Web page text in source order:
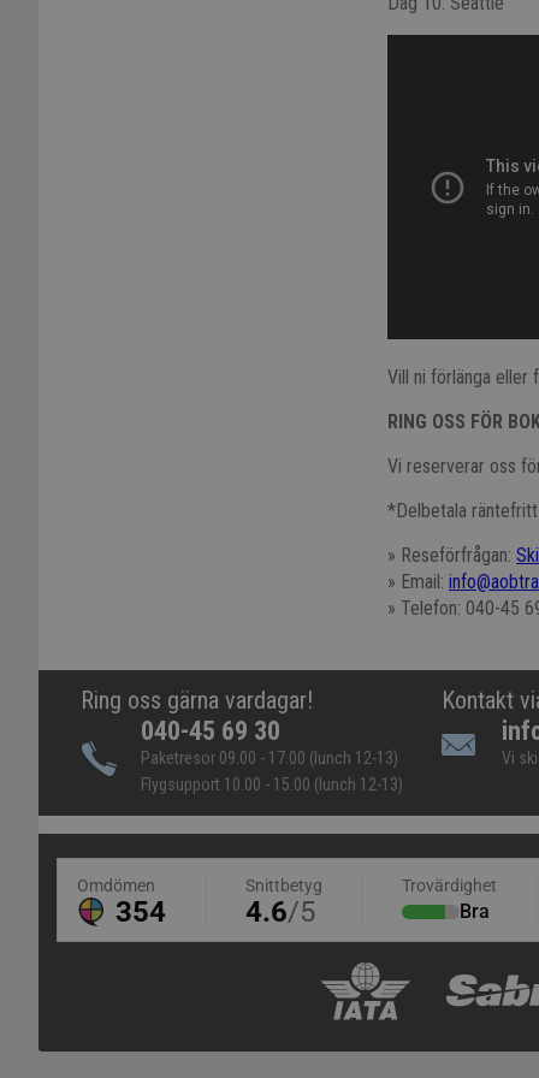
Vill ni förlänga eller
RING OSS FÖR
Vi reserverar oss
*Delbetala
» Reseförfrågan:
» Email:
» Telefon: 040-45
Ring oss gärna vardagar!
040-45 69 30
Paketresor 09.00 - 17.00 (lunch 12-13)
Flygsupport 10.00 - 15.00 (lunch 12-13)
Kontakt
Vi